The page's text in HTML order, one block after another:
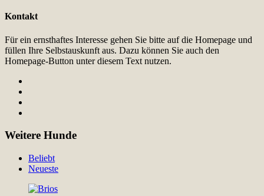
Kontakt
Für ein ernsthaftes Interesse gehen Sie bitte auf die Homepage und
füllen Ihre Selbstauskunft aus. Dazu können Sie auch den
Homepage-Button unter diesem Text nutzen.
Weitere Hunde
Beliebt
Neueste